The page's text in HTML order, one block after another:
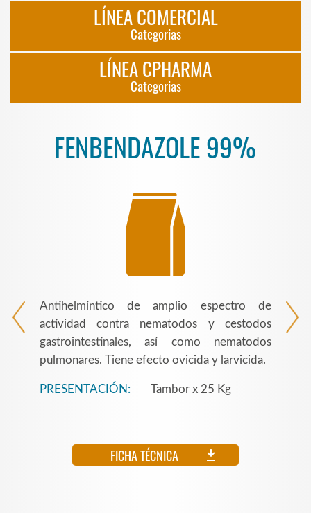
LÍNEA COMERCIAL
Categorias
LÍNEA CPHARMA
Categorias
FENBENDAZOLE 99%
Antihelmíntico de amplio espectro de
actividad contra nematodos y cestodos
gastrointestinales, así como nematodos
pulmonares. Tiene efecto ovicida y larvicida.
PRESENTACIÓN: Tambor x 25 Kg
FICHA TÉCNICA